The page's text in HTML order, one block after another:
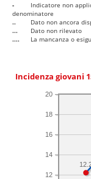
-
Indicatore non
denominatore
..
Dato non ancora
...
Dato non rilevato
....
La mancanza o
Incidenza giovani
12
14
16
18
20